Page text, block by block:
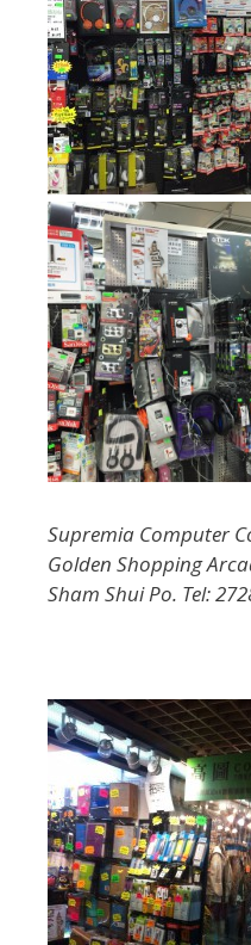
Supremia Computer
Golden Shopping
Sham Shui Po. Tel: